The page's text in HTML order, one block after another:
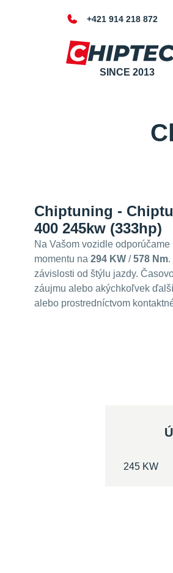
+421 914 218 872
SINCE 2013
Chiptuning -
400 245kw (333hp)
Na Vašom vozidle
momentu na 294 KW /578 Nm.
závislosti od štýlu jazdy.
záujmu alebo akýchkoľvek
alebo prostredníctvom
245 KW